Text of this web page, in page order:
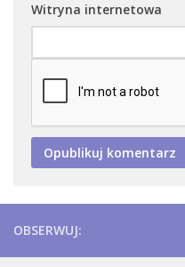
Witryna internetowa
OBSERWUJ: